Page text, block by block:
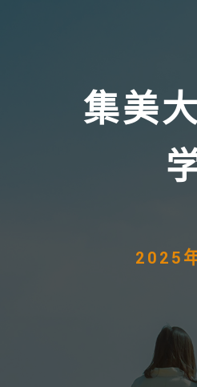
集美
2025